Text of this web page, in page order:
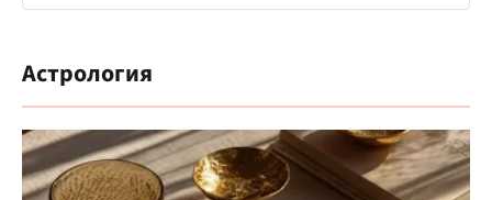
Астрология